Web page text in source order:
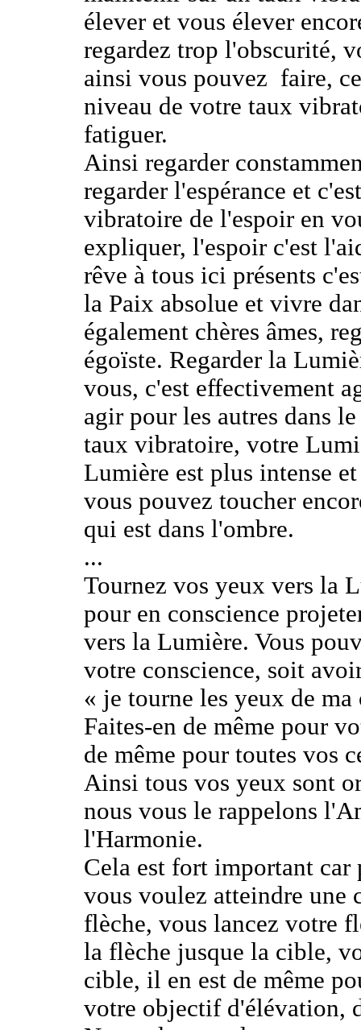
élever et vous élever
regardez trop l'obscurité,
ainsi vous pouvez faire,
niveau de votre taux
fatiguer.
Ainsi regarder
regarder l'espérance et
vibratoire de l'espoir en
expliquer, l'espoir c'est
rêve à tous ici présents
la Paix absolue et vivre
également chères âmes,
égoïste. Regarder la
vous, c'est effectivement
agir pour les autres dans
taux vibratoire, votre
Lumière est plus intense
vous pouvez toucher
qui est dans l'ombre.
...
Tournez vos yeux vers la
pour en conscience
vers la Lumière. Vous
votre conscience, soit
« je tourne les yeux de
Faites-en de même pour
de même pour toutes vos
Ainsi tous vos yeux sont
nous vous le rappelons
l'Harmonie.
Cela est fort important
vous voulez atteindre une
flèche, vous lancez votre
la flèche jusque la cible,
cible, il en est de même
votre objectif d'élévation,